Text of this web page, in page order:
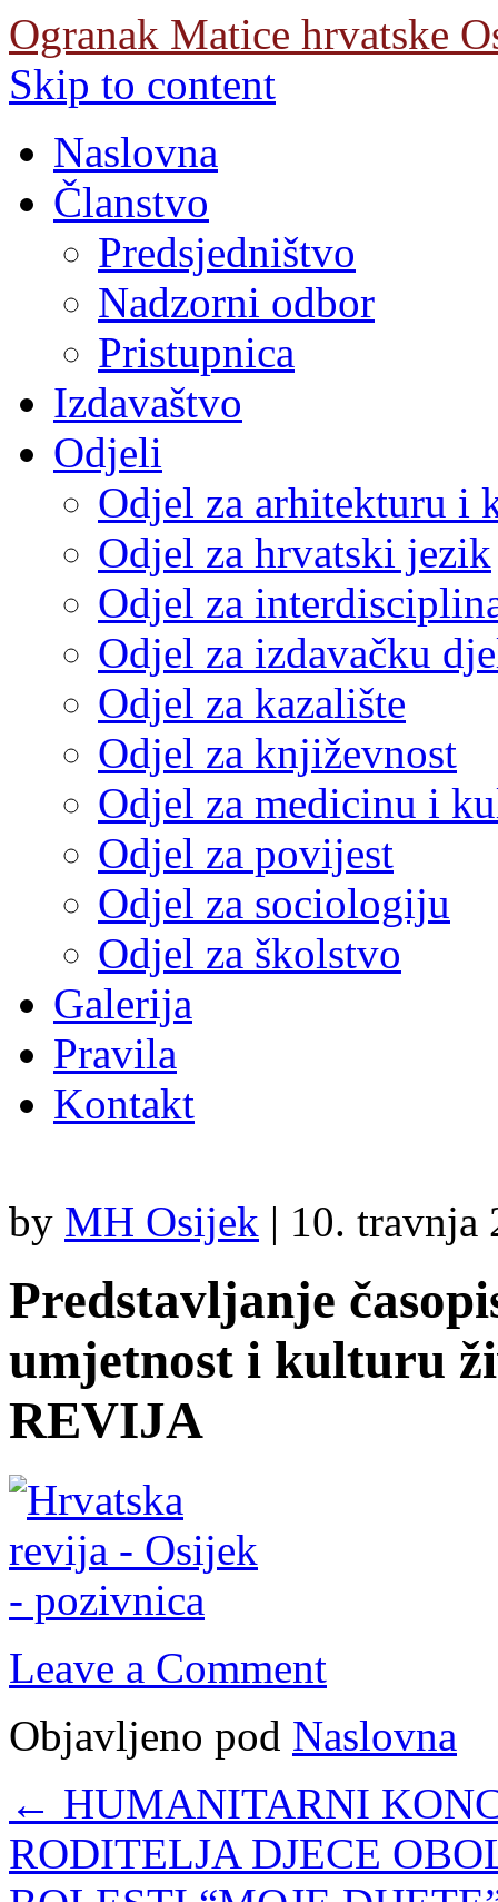
Ogranak Matice hrvatske
Skip to content
Naslovna
Članstvo
Predsjedništvo
Nadzorni odbor
Pristupnica
Izdavaštvo
Odjeli
Odjel za arhitekturu i
Odjel za hrvatski jezik
Odjel za
Odjel za izdavačku
Odjel za kazalište
Odjel za književnost
Odjel za medicinu i
Odjel za povijest
Odjel za sociologiju
Odjel za školstvo
Galerija
Pravila
Kontakt
by MH Osijek | 10. travnja
Predstavljanje
umjetnost i kulturu
REVIJA
Leave a Comment
Objavljeno pod Naslovna
← HUMANITARNI
RODITELJA DJECE